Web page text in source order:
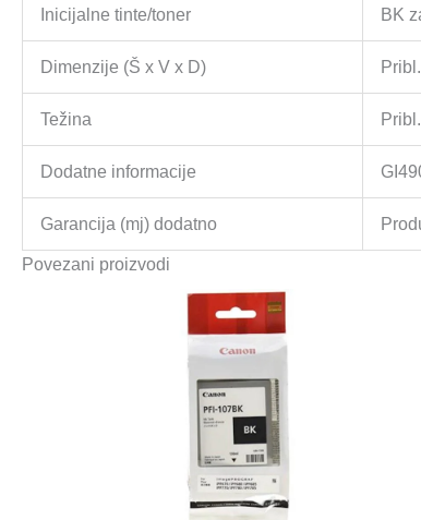
Inicijalne tinte/toner BK
Dimenzije (Š x V x D)
Težina
Dodatne informacije
Garancija (mj) dodatno
Povezani proizvodi